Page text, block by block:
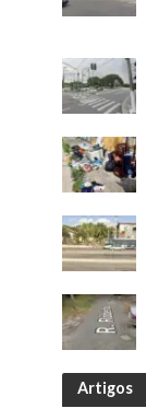
Artigos